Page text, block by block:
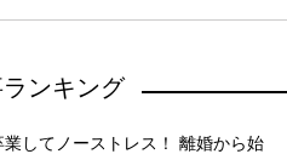
ンキング
してノーストレス！ 離婚から始